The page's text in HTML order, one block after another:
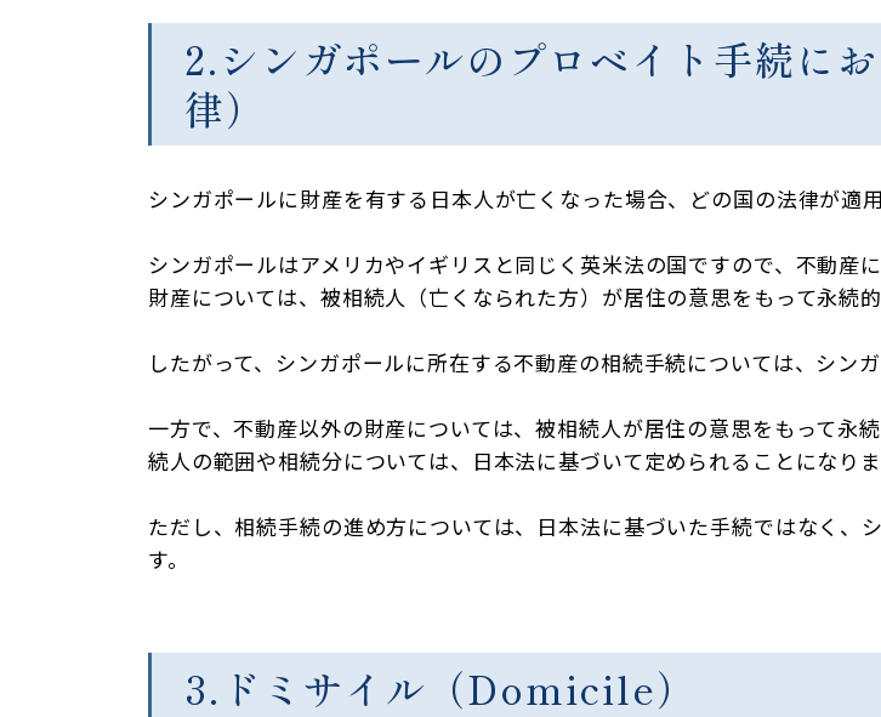
2.シンガポールのプロベイト手続に
律）
シンガポールに財産を有する日本人が亡くなった場合、どの国の法律が適
シンガポールはアメリカやイギリスと同じく英米法の国ですので、不動産
財産については、被相続人（亡くなられた方）が居住の意思をもって永続
したがって、シンガポールに所在する不動産の相続手続については、シン
一方で、不動産以外の財産については、被相続人が居住の意思をもって永
続人の範囲や相続分については、日本法に基づいて定められることになりま
ただし、相続手続の進め方については、日本法に基づいた手続ではなく、
す。
3.ドミサイル（Domicile）